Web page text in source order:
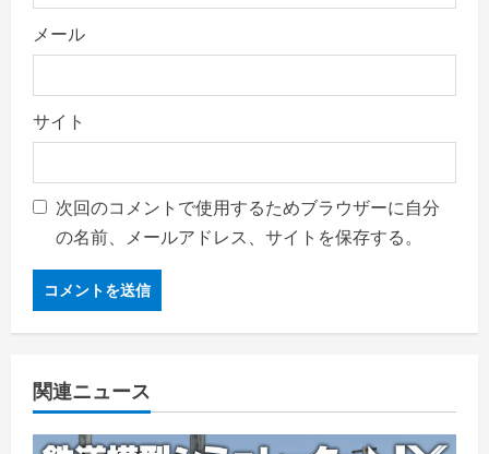
メール
サイト
次回のコメントで使用するためブラウザーに自分
の名前、メールアドレス、サイトを保存する。
関連ニュース